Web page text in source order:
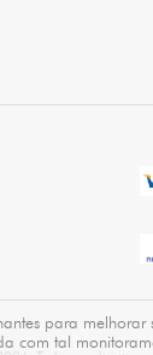
para
com tal